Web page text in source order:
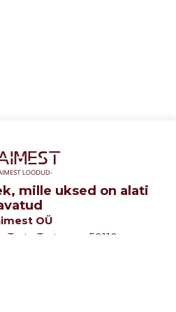
mille uksed on alati
OÜ
Tartu Tartumaa 50110